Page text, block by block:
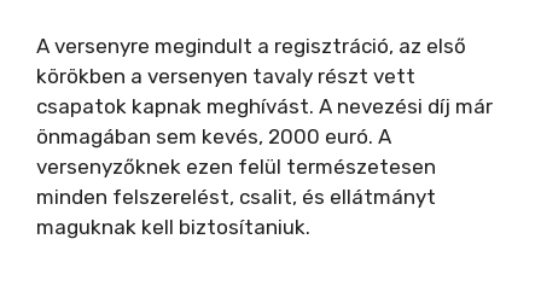
A versenyre megindult a regisztráció, az első
körökben a versenyen tavaly részt vett
csapatok kapnak meghívást. A nevezési díj már
önmagában sem kevés, 2000 euró. A
versenyzőknek ezen felül természetesen
minden felszerelést, csalit, és ellátmányt
maguknak kell biztosítaniuk.